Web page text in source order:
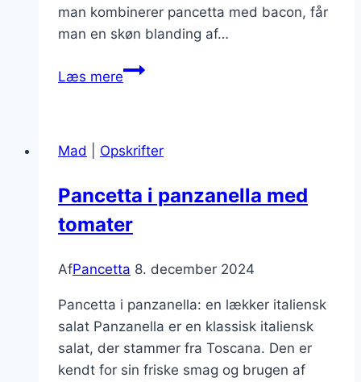
man kombinerer pancetta med bacon, får
man en skøn blanding af…
Læs merePancetta
med
Mad Opskrifter
Pancetta i panzanella med
tomater
AfPancetta 8. december 2024
Pancetta i panzanella: en lækker italiensk
salat Panzanella er en klassisk italiensk
salat, der stammer fra Toscana. Den er
kendt for sin friske smag og brugen af